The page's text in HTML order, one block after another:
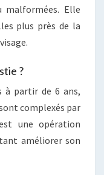
malformées. Elle
plus près de la
?
à partir de 6 ans,
complexés par
une opération
améliorer son